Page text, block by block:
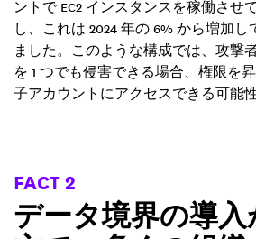
ントで EC2 インスタンスを稼働させ
し、これは 2024 年の 6% から増加し
ました。このような構成では、攻撃
を 1 つでも侵害できる場合、権限を
子アカウントにアクセスできる可能
FACT 2
データ境界の導